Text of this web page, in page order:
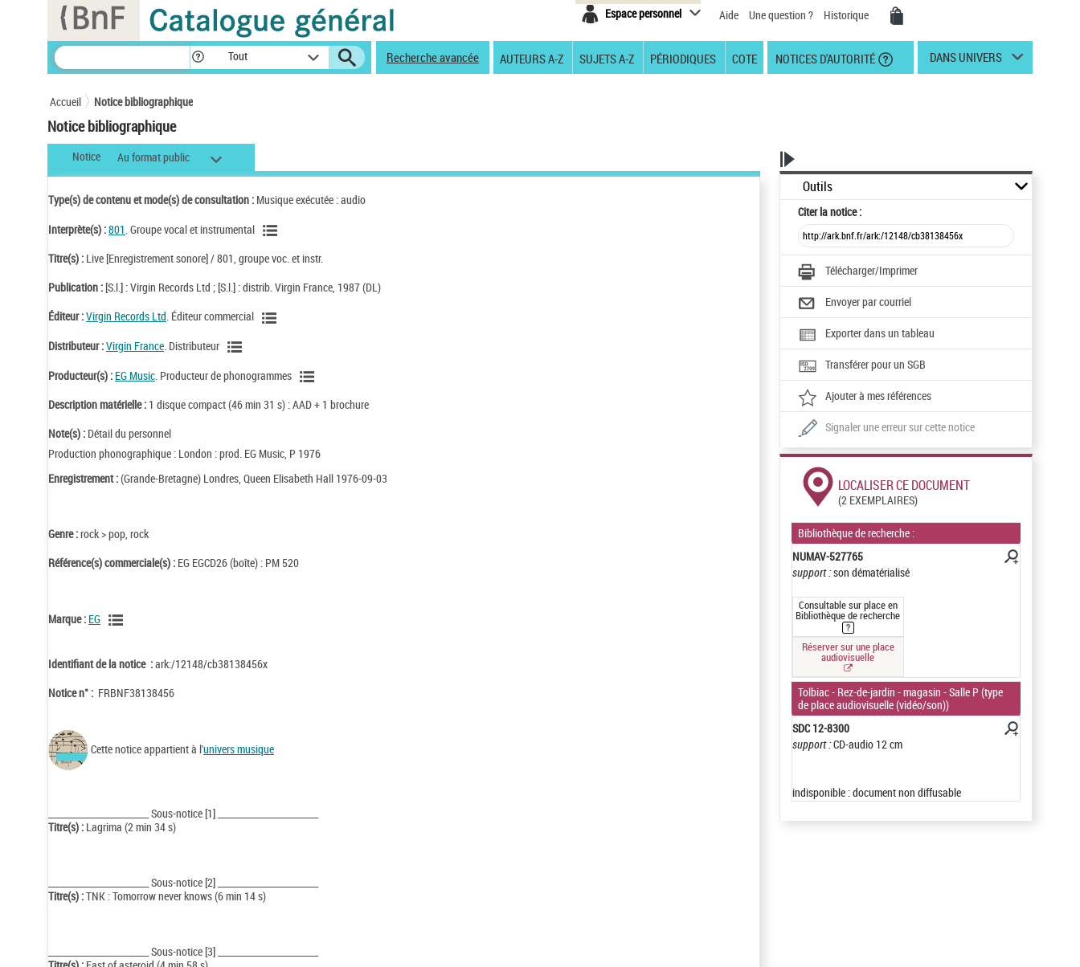
Espace personnel Aide Une question ? Historique
Tout Recherche avancée AUTEURS A-Z SUJETS A-Z PÉRIODIQUES COTE NOTICES D'AUTORITÉ DANS UNIVERS
Accueil Notice bibliographique
Notice bibliographique
Notice Au format public
Type(s) de contenu et mode(s) de consultation : Musique exécutée : audio
Interprète(s) :801 . Groupe vocal et instrumental
Titre(s) : Live [Enregistrement sonore] / 801, groupe voc. et instr.
Publication : [S.l.] : Virgin Records Ltd ; [S.l.] : distrib. Virgin France, 1987 (DL)
Éditeur :Virgin Records Ltd. Éditeur commercial
Distributeur :Virgin France. Distributeur
Producteur(s) : EG Music. Producteur de phonogrammes
Description matérielle : 1 disque compact (46 min 31 s) : AAD + 1 brochure
Note(s) : Détail du personnel
Production phonographique : London : prod. EG Music, P 1976
Enregistrement :(Grande-Bretagne) Londres, Queen Elisabeth Hall 1976-09-03
Genre :rock > pop, rock
Référence(s) commerciale(s) : EG EGCD26 (boîte) : PM 520
Marque : EG
Identifiant de la notice :ark:/12148/cb38138456x
Notice n° : FRBNF38138456
Cette notice appartient à l'univers musique
_________________________ Sous-notice [1] _________________________
Titre(s) : Lagrima (2 min 34 s)
_________________________ Sous-notice [2] _________________________
Titre(s) :TNK : Tomorrow never knows (6 min 14 s)
_________________________ Sous-notice [3] _________________________
Outils
Citerla notice :
Télécharger/Imprimer
Envoyer par courriel
Exporter dans un tableau
Transférer pour un SGB
Ajouter à mes références
Signaler une erreur sur cette notice
LOCALISER CE DOCUMENT
(2 EXEMPLAIRES)
Bibliothèque de recherche :
NUMAV-527765
support :son dématérialisé
Consultable sur place en
Bibliothèque de recherche
Réserver sur une place
audiovisuelle
Tolbiac - Rez-de-jardin - magasin - Salle P (type
de place audiovisuelle (vidéo/son))
SDC 12-8300
support :CD-audio 12 cm
indisponible : document non diffusable
Panneau de gestion des cookies